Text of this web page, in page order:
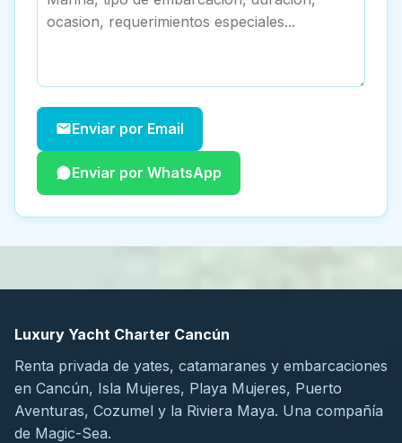
Enviar por Email
Enviar por WhatsApp
Luxury Yacht Charter Cancún
Renta privada de yates, catamaranes y embarcaciones
en Cancún, Isla Mujeres, Playa Mujeres, Puerto
Aventuras, Cozumel y la Riviera Maya. Una compañía
de Magic-Sea.